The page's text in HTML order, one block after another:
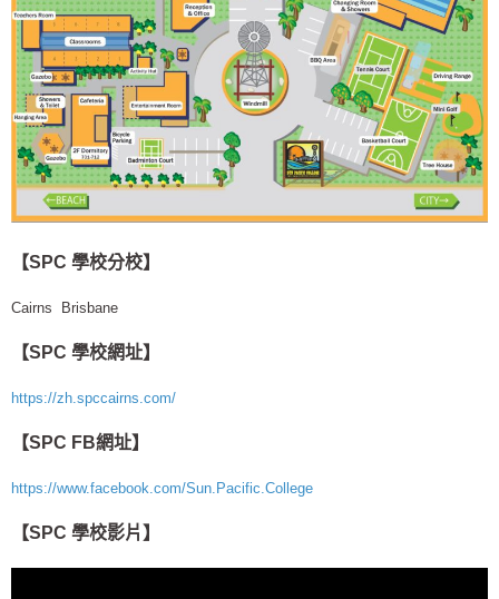
【SPC 學校分校】
Cairns Brisbane
【SPC 學校網址】
https://zh.spccairns.com/
【SPC FB網址】
https://www.facebook.com/Sun.Pacific.College
【SPC 學校影片】